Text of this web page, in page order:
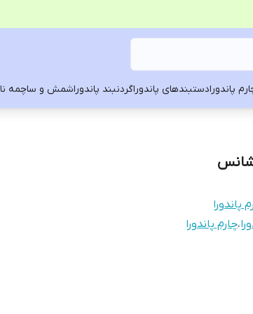
پاندورادستبندهای پاندوراگردنبند پاندوراشمش و ساچمه
شانس
پاندورا
،چارم پاندورا